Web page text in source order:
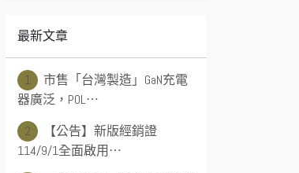
最新文章
1
市售「台灣製造」GaN充電
器廣泛，POL⋯
2
【公告】新版經銷證
114/9/1全面啟用⋯